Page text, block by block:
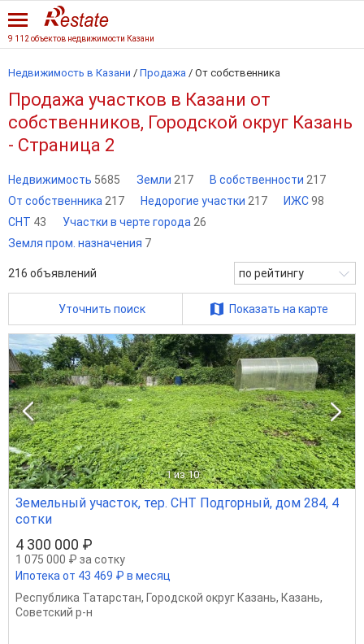
9 112 объектов недвижимости Казани
Недвижимость в Казани / Продажа / От собственника
Продажа участков в Казани от
собственников, Городской округ Казань
- Страница 2
Недвижимость 5685 Земли 217 В собственности 217
От собственника 217 Недорогие участки 217 ИЖС98
СНТ 43 Участки в черте города 26
Земля пром. назначения 7
216 объявлений по рейтингу
Уточнить поиск Показать на карте
1 из 10
Земельный участок, тер. СНТ Подгорный, дом 284, 4
сотки
4 300 000 ₽
1 075 000 ₽ за сотку
Ипотека от 43 469 ₽ в месяц
Республика Татарстан, Городской округ Казань, Казань,
Советский р-н